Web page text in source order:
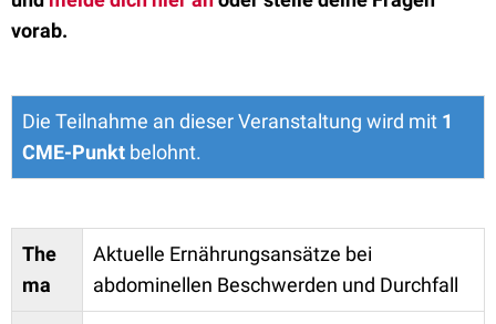
vorab.
Die Teilnahme an dieser Veranstaltung wird mit 1
CME-Punkt belohnt.
The
ma
Aktuelle Ernährungsansätze bei
abdominellen Beschwerden und Durchfall